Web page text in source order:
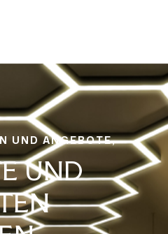
UND ANGEBOTE,
UND